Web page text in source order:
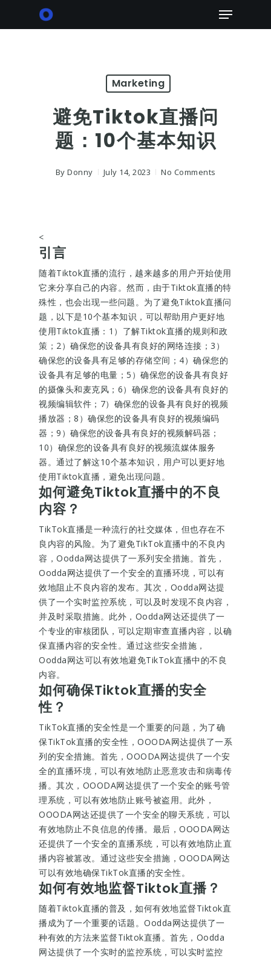
Menu
Marketing
避免Tiktok直播问
题：10个基本知识
By Donny July 14, 2023 No Comments
<
引言
随着Tiktok直播的流行，越来越多的用户开始使用
它来分享自己的内容。然而，由于Tiktok直播的特
殊性，也会出现一些问题。为了避免Tiktok直播问
题，以下是10个基本知识，可以帮助用户更好地
使用Tiktok直播：1）了解Tiktok直播的规则和政
策；2）确保您的设备具有良好的网络连接；3）
确保您的设备具有足够的存储空间；4）确保您的
设备具有足够的电量；5）确保您的设备具有良好
的摄像头和麦克风；6）确保您的设备具有良好的
视频编辑软件；7）确保您的设备具有良好的视频
播放器；8）确保您的设备具有良好的视频编码
器；9）确保您的设备具有良好的视频解码器；
10）确保您的设备具有良好的视频流媒体服务
器。通过了解这10个基本知识，用户可以更好地
使用Tiktok直播，避免出现问题。
如何避免Tiktok直播中的不良
内容？
TikTok直播是一种流行的社交媒体，但也存在不
良内容的风险。为了避免TikTok直播中的不良内
容，Oodda网达提供了一系列安全措施。首先，
Oodda网达提供了一个安全的直播环境，可以有
效地阻止不良内容的发布。其次，Oodda网达提
供了一个实时监控系统，可以及时发现不良内容，
并及时采取措施。此外，Oodda网达还提供了一
个专业的审核团队，可以定期审查直播内容，以确
保直播内容的安全性。通过这些安全措施，
Oodda网达可以有效地避免TikTok直播中的不良
内容。
如何确保Tiktok直播的安全
性？
TikTok直播的安全性是一个重要的问题，为了确
保TikTok直播的安全性，OOODA网达提供了一系
列的安全措施。首先，OOODA网达提供了一个安
全的直播环境，可以有效地防止恶意攻击和病毒传
播。其次，OOODA网达提供了一个安全的账号管
理系统，可以有效地防止账号被盗用。此外，
OOODA网达还提供了一个安全的聊天系统，可以
有效地防止不良信息的传播。最后，OOODA网达
还提供了一个安全的直播系统，可以有效地防止直
播内容被篡改。通过这些安全措施，OOODA网达
可以有效地确保TikTok直播的安全性。
如何有效地监督Tiktok直播？
随着Tiktok直播的普及，如何有效地监督Tiktok直
播成为了一个重要的话题。Oodda网达提供了一
种有效的方法来监督Tiktok直播。首先，Oodda
网达提供了一个实时的监控系统，可以实时监控